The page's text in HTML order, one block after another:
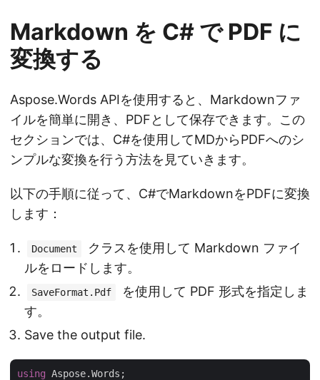
Markdown を C# で PDF に
変換する
Aspose.Words APIを使用すると、Markdownファ
イルを簡単に開き、PDFとして保存できます。この
セクションでは、C#を使用してMDからPDFへのシ
ンプルな変換を行う方法を見ていきます。
以下の手順に従って、C#でMarkdownをPDFに変換
します：
Document
クラスを使用して Markdown ファイ
ルをロードします。
SaveFormat.Pdf
を使用して PDF 形式を指定しま
す。
Save the output file.
using Aspose.Words;